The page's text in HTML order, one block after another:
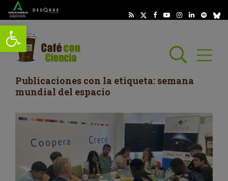
Abrir barra de herramientas
Abrir
Publicaciones con la etiqueta: semana
mundial del espacio